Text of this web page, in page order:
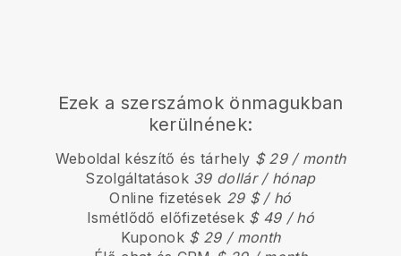
Ezek a szerszámok önmagukban
kerülnének:
Weboldal készítő és tárhely $ 29 / month
Szolgáltatások 39 dollár / hónap
Online fizetések 29 $ / hó
Ismétlődő előfizetések $ 49 / hó
Kuponok $ 29 / month